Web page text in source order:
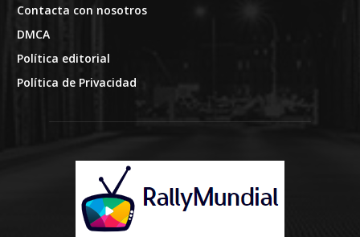
Contacta con nosotros
DMCA
Política editorial
Política de Privacidad